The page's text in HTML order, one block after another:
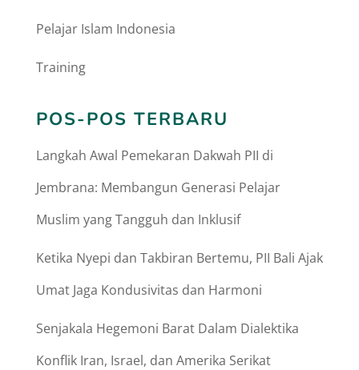
Pelajar Islam Indonesia
Training
POS-POS TERBARU
Langkah Awal Pemekaran Dakwah PII di
Jembrana: Membangun Generasi Pelajar
Muslim yang Tangguh dan Inklusif
Ketika Nyepi dan Takbiran Bertemu, PII Bali Ajak
Umat Jaga Kondusivitas dan Harmoni
Senjakala Hegemoni Barat Dalam Dialektika
Konflik Iran, Israel, dan Amerika Serikat